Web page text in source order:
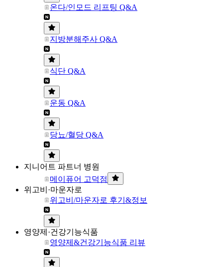
온다/인모드 리프팅 Q&A
지방분해주사 Q&A
식단 Q&A
운동 Q&A
당뇨/혈당 Q&A
지니어트 파트너 병원
메이퓨어 고덕점
위고비·마운자로
위고비/마운자로 후기&정보
영양제·건강기능식품
영양제&건강기능식품 리뷰